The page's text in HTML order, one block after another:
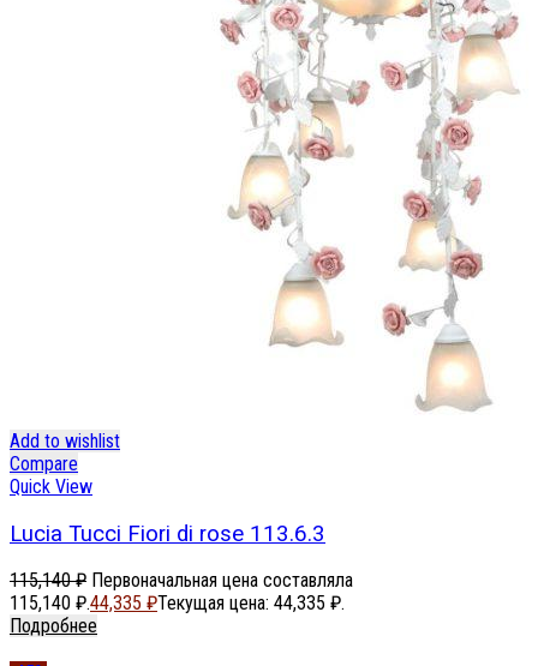
Add to wishlist
Compare
Quick View
Lucia Tucci Fiori di rose 113.6.3
115,140₽ Первоначальная цена составляла
115,140 ₽.44,335 ₽Текущая цена: 44,335 ₽.
Подробнее